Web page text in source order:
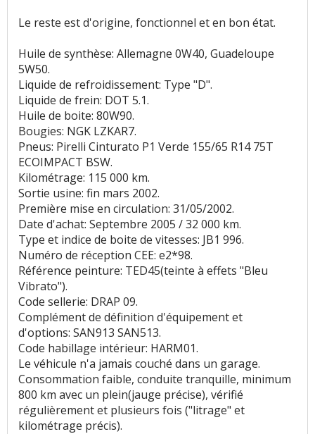
Le reste est d'origine, fonctionnel et en bon état.
Huile de synthèse: Allemagne 0W40, Guadeloupe
5W50.
Liquide de refroidissement: Type "D".
Liquide de frein: DOT 5.1.
Huile de boite: 80W90.
Bougies: NGK LZKAR7.
Pneus: Pirelli Cinturato P1 Verde 155/65 R14 75T
ECOIMPACT BSW.
Kilométrage: 115 000 km.
Sortie usine: fin mars 2002.
Première mise en circulation: 31/05/2002.
Date d'achat: Septembre 2005 / 32 000 km.
Type et indice de boite de vitesses: JB1 996.
Numéro de réception CEE: e2*98.
Référence peinture: TED45(teinte à effets "Bleu
Vibrato").
Code sellerie: DRAP 09.
Complément de définition d'équipement et
d'options: SAN913 SAN513.
Code habillage intérieur: HARM01.
Le véhicule n'a jamais couché dans un garage.
Consommation faible, conduite tranquille, minimum
800 km avec un plein(jauge précise), vérifié
régulièrement et plusieurs fois ("litrage" et
kilométrage précis).